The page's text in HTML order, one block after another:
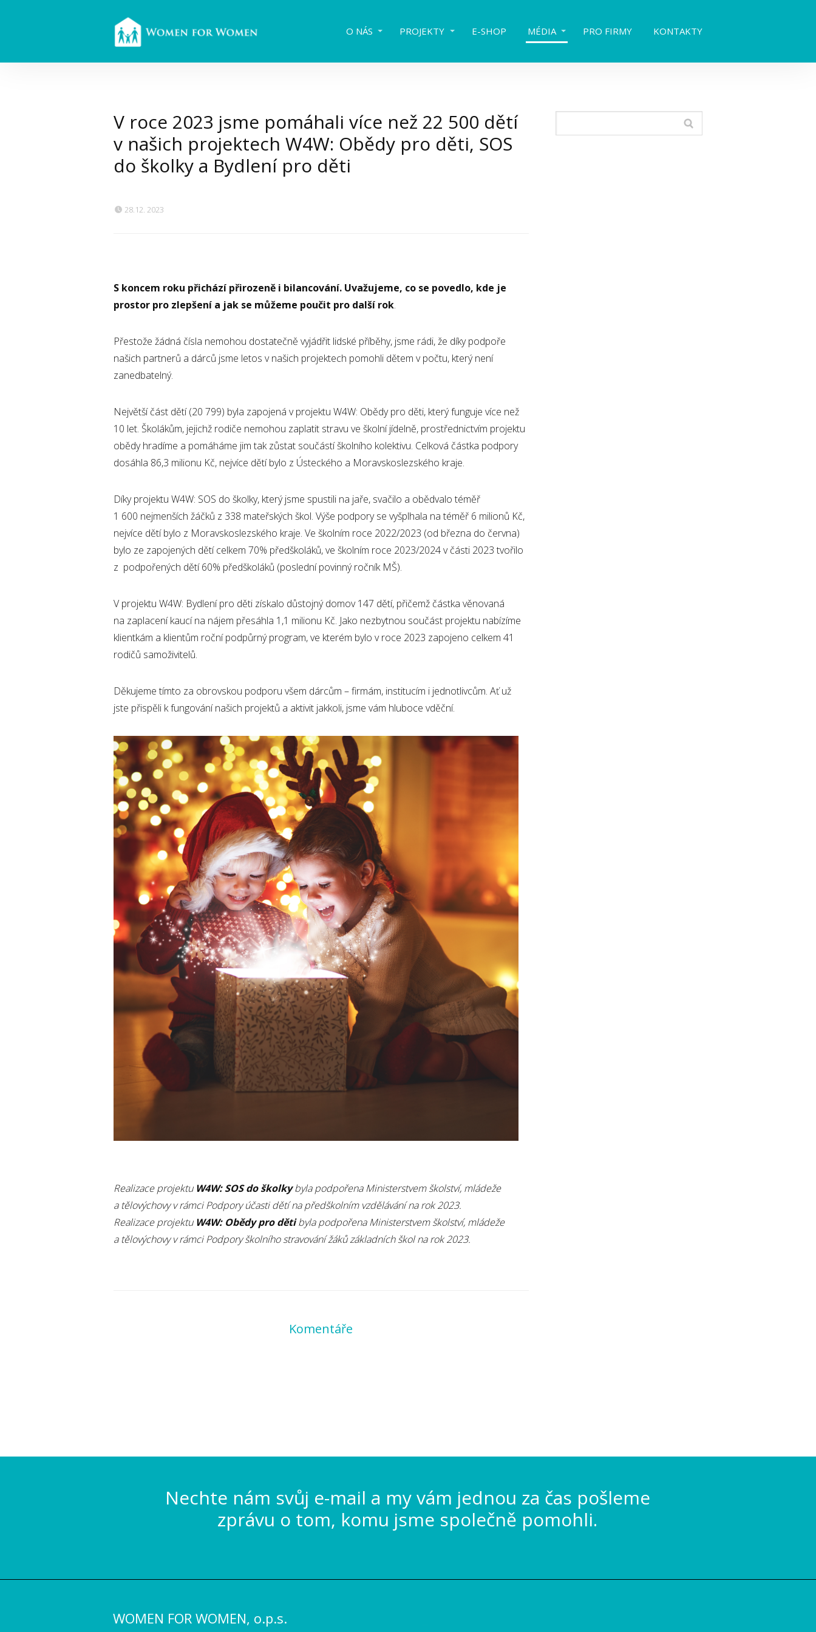
O NÁS PROJEKTY E-SHOP MÉDIA PRO FIRMY KONTAKTY
V roce 2023 jsme pomáhali více než 22 500 dětí
v našich projektech W4W: Obědy pro děti, SOS
do školky a Bydlení pro děti
28.12. 2023
S koncem roku přichází přirozeně i bilancování. Uvažujeme, co se povedlo, kde je
prostor pro zlepšení a jak se můžeme poučit pro další rok.
Přestože žádná čísla nemohou dostatečně vyjádřit lidské příběhy, jsme rádi, že díky podpoře
našich partnerů a dárců jsme letos v našich projektech pomohli dětem v počtu, který není
zanedbatelný.
Největší část dětí (20 799) byla zapojená v projektu W4W: Obědy pro děti, který funguje více než
10 let. Školákům, jejichž rodiče nemohou zaplatit stravu ve školní jídelně, prostřednictvím projektu
obědy hradíme a pomáháme jim tak zůstat součástí školního kolektivu. Celková částka podpory
dosáhla 86,3 milionu Kč, nejvíce dětí bylo z Ústeckého a Moravskoslezského kraje.
Díky projektu W4W: SOS do školky, který jsme spustili na jaře, svačilo a obědvalo téměř
1 600 nejmenších žáčků z 338 mateřských škol. Výše podpory se vyšplhala na téměř 6 milionů Kč,
nejvíce dětí bylo z Moravskoslezského kraje. Ve školním roce 2022/2023 (od března do června)
bylo ze zapojených dětí celkem 70% předškoláků, ve školním roce 2023/2024 v části 2023 tvořilo
z podpořených dětí 60% předškoláků (poslední povinný ročník MŠ).
V projektu W4W: Bydlení pro děti získalo důstojný domov 147 dětí, přičemž částka věnovaná
na zaplacení kaucí na nájem přesáhla 1,1 milionu Kč. Jako nezbytnou součást projektu nabízíme
klientkám a klientům roční podpůrný program, ve kterém bylo v roce 2023 zapojeno celkem 41
rodičů samoživitelů.
Děkujeme tímto za obrovskou podporu všem dárcům – firmám, institucím i jednotlivcům. Ať už
jste přispěli k fungování našich projektů a aktivit jakkoli, jsme vám hluboce vděční.
Realizace projektu W4W: SOS do školkybyla podpořena Ministerstvem školství, mládeže
a tělovýchovy v rámci Podpory účasti dětí na předškolním vzdělávání na rok 2023.
Realizace projektuW4W: Obědy pro dětibyla podpořena Ministerstvem školství, mládeže
a tělovýchovy v rámci Podpory školního stravování žáků základních škol na rok 2023.
Komentáře
Nechte nám svůj e-mail a my vám jednou za čas pošleme
zprávu o tom, komu jsme společně pomohli.
WOMEN FOR WOMEN, o.p.s.